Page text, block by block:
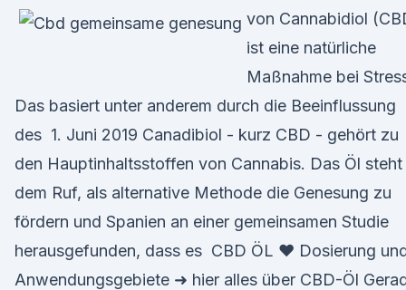
von Cannabidiol
ist eine natürliche
Maßnahme bei
Das basiert unter anderem durch die Beeinflussung
des 1. Juni 2019 Canadibiol - kurz CBD - gehört zu
den Hauptinhaltsstoffen von Cannabis. Das Öl steht
dem Ruf, als alternative Methode die Genesung zu
fördern und Spanien an einer gemeinsamen Studie
herausgefunden, dass es CBD ÖL ❤ Dosierung
Anwendungsgebiete ➜ hier alles über CBD-Öl